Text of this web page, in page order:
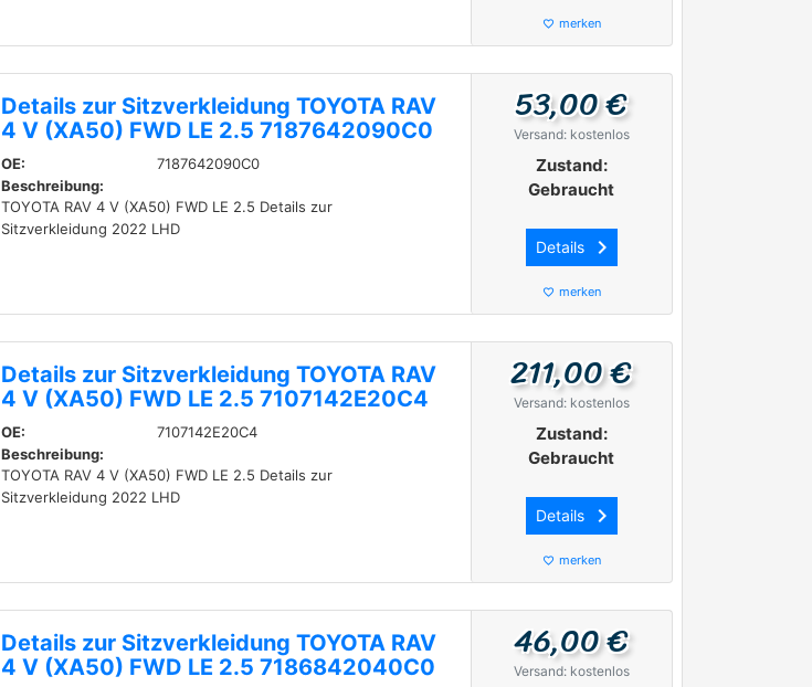
favorite_border merken
Details zur Sitzverkleidung TOYOTA RAV
4 V (XA50) FWD LE 2.5 7187642090C0
OE:
7187642090C0
Beschreibung:
TOYOTA RAV 4 V (XA50) FWD LE 2.5 Details zur
Sitzverkleidung 2022 LHD
53,00 €
Versand: kostenlos
Zustand:
Gebraucht
Details keyboard_arrow_right
favorite_border merken
Details zur Sitzverkleidung TOYOTA RAV
4 V (XA50) FWD LE 2.5 7107142E20C4
OE:
7107142E20C4
Beschreibung:
TOYOTA RAV 4 V (XA50) FWD LE 2.5 Details zur
Sitzverkleidung 2022 LHD
211,00 €
Versand: kostenlos
Zustand:
Gebraucht
Details keyboard_arrow_right
favorite_border merken
Details zur Sitzverkleidung TOYOTA RAV
4 V (XA50) FWD LE 2.5 7186842040C0
46,00 €
Versand: kostenlos